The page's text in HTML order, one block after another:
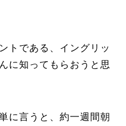
トである、イングリッ
に知ってもらおうと思
に言うと、約一週間朝